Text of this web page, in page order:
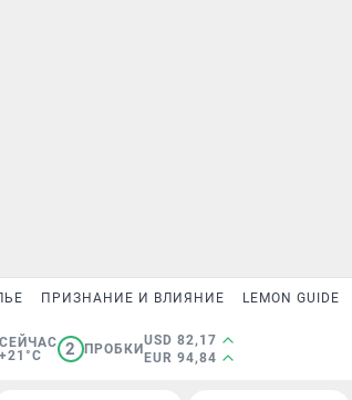
ПРИЗНАНИЕ И ВЛИЯНИЕ LEMON GUIDE
+21°C
2 ПРОБКИ
USD 82,17
EUR 94,84